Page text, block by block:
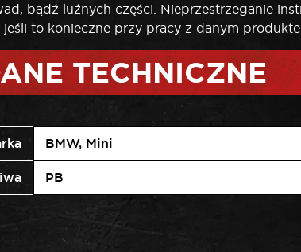
bądź luźnych części. Nieprzestrzeganie
to konieczne przy pracy z danym
TECHNICZNE
BMW, Mini
PB